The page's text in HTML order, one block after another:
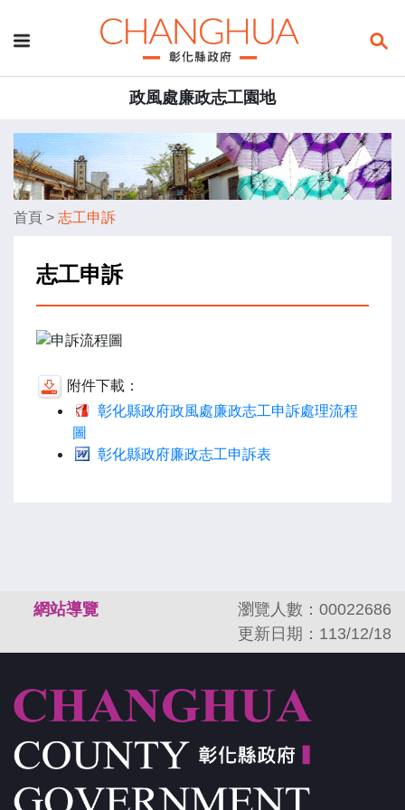
政風處廉政志工園地
首頁 > 志工申訴
志工申訴
附件下載：
彰化縣政府政風處廉政志工申訴處理流程
圖
彰化縣政府廉政志工申訴表
網站導覽
瀏覽人數：00022686
更新日期：113/12/18